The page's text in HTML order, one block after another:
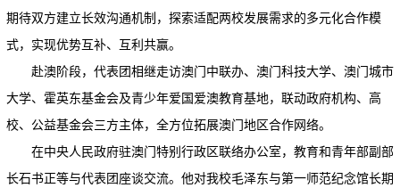
期待双方建立长效沟通机制，探索适配两校发展需求的多元化合作模
式，实现优势互补、互利共赢。
赴澳阶段，代表团相继走访澳门中联办、澳门科技大学、澳门城市
大学、霍英东基金会及青少年爱国爱澳教育基地，联动政府机构、高
校、公益基金会三方主体，全方位拓展澳门地区合作网络。
在中央人民政府驻澳门特别行政区联络办公室，教育和青年部副部
长石书正等与代表团座谈交流。他对我校毛泽东与第一师范纪念馆长期